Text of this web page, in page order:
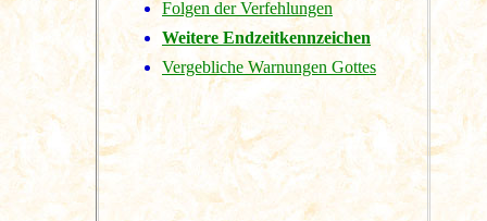
Folgen der Verfehlungen
Weitere Endzeitkennzeichen
Vergebliche Warnungen Gottes